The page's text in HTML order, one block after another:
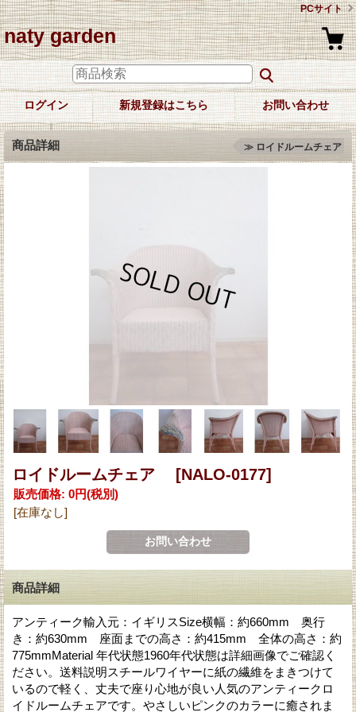
PCサイト
naty garden
ログイン 新規登録はこちら お問い合わせ
商品詳細 ≫ ロイドルームチェア
ロイドルームチェア [NALO-0177]
販売価格: 0円(税別)
[在庫なし]
商品詳細
アンティーク輸入元：イギリスSize横幅：約660mm 奥行
き：約630mm 座面までの高さ：約415mm 全体の高さ：約
775mmMaterial 年代状態1960年代状態は詳細画像でご確認く
ださい。送料説明スチールワイヤーに紙の繊維をまきつけて
いるので軽く、丈夫で座り心地が良い人気のアンティークロ
イドルームチェアです。やさしいピンクのカラーに癒されま